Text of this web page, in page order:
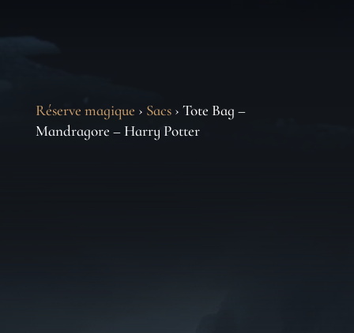
Réserve magique › Sacs› Tote Bag –
Mandragore – Harry Potter